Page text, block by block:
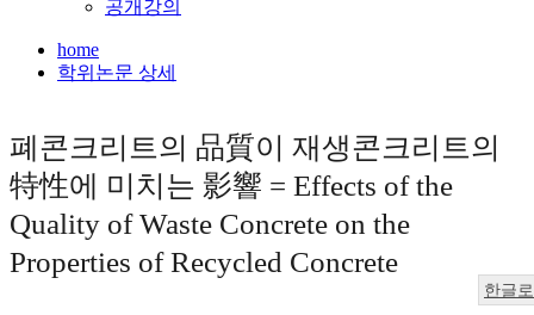
공개강의
home
학위논문 상세
폐콘크리트의 品質이 재생콘크리트의
特性에 미치는 影響 = Effects of the
Quality of Waste Concrete on the
Properties of Recycled Concrete
한글